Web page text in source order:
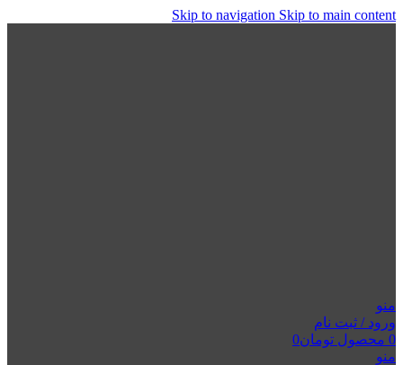
Skip to navigation Skip to main content
منو
ورود / ثبت نام
0 محصول تومان0
منو